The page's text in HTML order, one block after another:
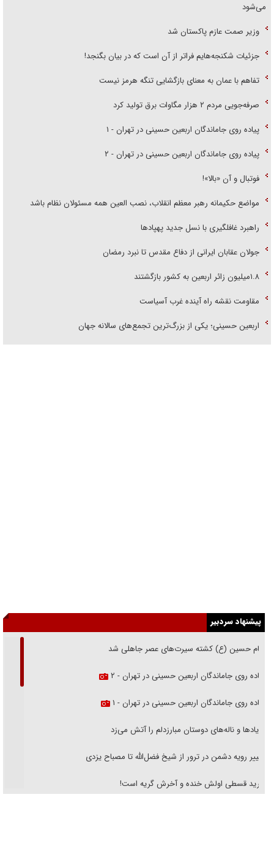
می‌شود
وزیر صمت عازم پاکستان شد
جزئیات شکنجه‌هایم فراتر از آن است که در بیان بگنجد!
تفاهم با عمان به معنای بازگشایی تنگه هرمز نیست
صرفه‌جویی مردم ۲ هزار مگاوات برق تولید کرد
پیاده روی جاماندگان اربعین حسینی در تهران - ۱
پیاده روی جاماندگان اربعین حسینی در تهران - ۲
فوتبال و آن «بالا»!
مواضع حکیمانه رهبر معظم انقلاب، نصب العین همه مسئولان نظام باشد
راهبرد غافلگیری با نسل جدید پهپاد‌ها
جولان عقابان ایرانی از دفاع مقدس تا نبرد رمضان
۱.۸میلیون زائر اربعین به کشور بازگشتند
مقاومت نقشه راه آینده غرب آسیاست
اربعین حسینی؛ یکی از بزرگ‌ترین تجمع‌های سالانه جهان
پیشنهاد سردبیر
امام حسین (ع) کشته سیرت‌های عصر جاهلی شد
پیاده روی جاماندگان اربعین حسینی در تهران - ۲
پیاده روی جاماندگان اربعین حسینی در تهران - ۱
فریاد‌ها و ناله‌های دوستان مبارزدلم را آتش می‌زد
تغییر رویه دشمن در ترور از شیخ فضل‌الله تا مصباح یزدی
خرید قسطی اولش خنده و آخرش گریه است!